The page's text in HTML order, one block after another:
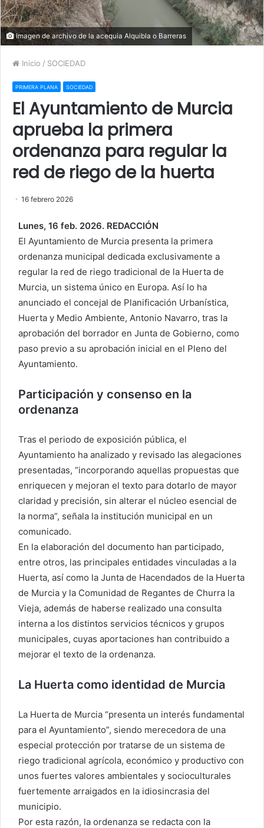
Imagen de archivo de la acequia Alquibla o Barreras
Inicio / SOCIEDAD
PRIMERA PLANA SOCIEDAD
El Ayuntamiento de Murcia
aprueba la primera
ordenanza para regular la
red de riego de la huerta
16 febrero 2026
Lunes, 16 feb. 2026. REDACCIÓN
El Ayuntamiento de Murcia presenta la primera
ordenanza municipal dedicada exclusivamente a
regular la red de riego tradicional de la Huerta de
Murcia, un sistema único en Europa. Así lo ha
anunciado el concejal de Planificación Urbanística,
Huerta y Medio Ambiente, Antonio Navarro, tras la
aprobación del borrador en Junta de Gobierno, como
paso previo a su aprobación inicial en el Pleno del
Ayuntamiento.
Participación y consenso en la
ordenanza
Tras el periodo de exposición pública, el
Ayuntamiento ha analizado y revisado las alegaciones
presentadas, “incorporando aquellas propuestas que
enriquecen y mejoran el texto para dotarlo de mayor
claridad y precisión, sin alterar el núcleo esencial de
la norma”, señala la institución municipal en un
comunicado.
En la elaboración del documento han participado,
entre otros, las principales entidades vinculadas a la
Huerta, así como la Junta de Hacendados de la Huerta
de Murcia y la Comunidad de Regantes de Churra la
Vieja, además de haberse realizado una consulta
interna a los distintos servicios técnicos y grupos
municipales, cuyas aportaciones han contribuido a
mejorar el texto de la ordenanza.
La Huerta como identidad de Murcia
La Huerta de Murcia “presenta un interés fundamental
para el Ayuntamiento”, siendo merecedora de una
especial protección por tratarse de un sistema de
riego tradicional agrícola, económico y productivo con
unos fuertes valores ambientales y socioculturales
fuertemente arraigados en la idiosincrasia del
municipio.
Por esta razón, la ordenanza se redacta con la